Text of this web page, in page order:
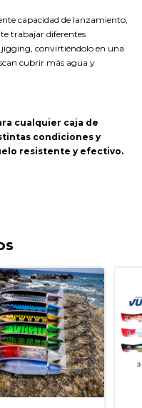
capacidad de lanzamiento,
trabajar diferentes
jigging, convirtiéndolo en una
cubrir más agua y
cualquier caja de
condiciones y
resistente y efectivo.